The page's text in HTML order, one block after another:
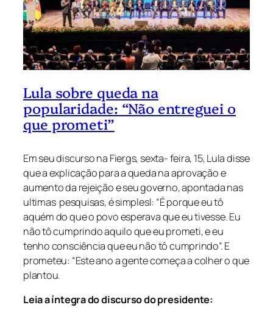
Lula sobre queda na
popularidade: “Não entreguei o
que prometi”
Em seu discurso na Fiergs, sexta- feira, 15, Lula disse
que a explicação para a queda na aprovação e
aumento da rejeição e seu governo, apontada nas
ultimas pesquisas, é simplesl: “É porque eu tô
aquém do que o povo esperava que eu tivesse. Eu
não tô cumprindo aquilo que eu prometi, e eu
tenho consciência que eu não tô cumprindo”. E
prometeu: “Este ano a gente começa a colher o que
plantou.
Leia a íntegra do discurso do presidente: